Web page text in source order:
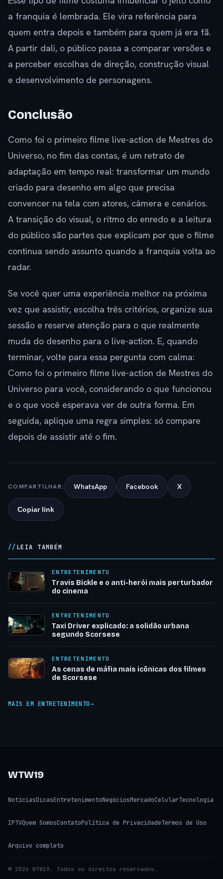
a franquia é lembrada. Ele vira referência para
quem entra depois e também para quem já era fã.
A partir dali, o público passa a comparar versões e
a perceber escolhas de direção, construção visual
e desenvolvimento de personagens.
Conclusão
Como foi o primeiro filme live-action de Mestres do
Universo, no fim das contas, é um retrato de
adaptação em tempo real: transformar um mundo
criado para desenho em algo que precisa
convencer na tela com atores, câmera e cenários.
A transição do visual, o ritmo do enredo e a leitura
do público são partes que explicam por que o filme
continua sendo assunto quando a franquia volta ao
radar.
Se você quer uma experiência melhor na próxima
vez que assistir, escolha três critérios, organize sua
sessão e reserve atenção para o que realmente
muda do desenho para o live-action. E, quando
terminar, volte para essa pergunta com calma:
Como foi o primeiro filme live-action de Mestres do
Universo para você, considerando o que funcionou
e o que você esperava ver de outra forma. Em
seguida, aplique uma regra simples: só compare
depois de assistir até o fim.
COMPARTILHAR: WhatsApp Facebook X
Copiar link
LEIA TAMBÉM
ENTRETENIMENTO
Travis Bickle e o anti-herói mais perturbador
do cinema
ENTRETENIMENTO
Taxi Driver explicado: a solidão urbana
segundo Scorsese
ENTRETENIMENTO
As cenas de máfia mais icônicas dos filmes
de Scorsese
MAIS EM ENTRETENIMENTO
WTW19
NotíciasDicasEntretenimentoNegóciosMercadoCelularTecnologia
IPTVQuem SomosContatoPolítica de PrivacidadeTermos de Uso
Arquivo completo
© 2026 WTW19. Todos os direitos reservados.